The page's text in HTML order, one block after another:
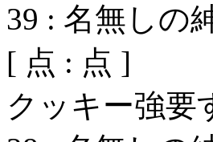
39 : 名無しの
[ 点 : 点 ]
クッキー強要